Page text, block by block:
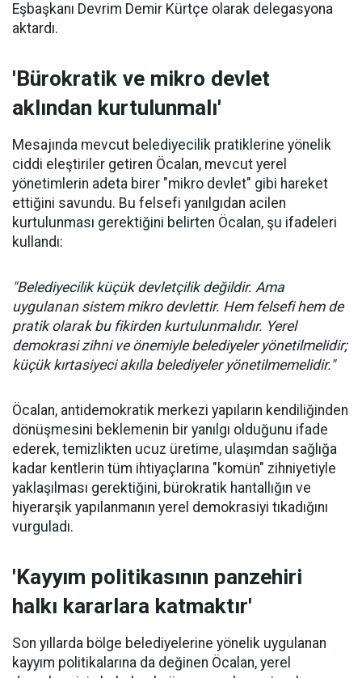
Eşbaşkanı Devrim Demir Kürtçe olarak delegasyona
aktardı.
'Bürokratik ve mikro devlet
aklından kurtulunmalı'
Mesajında mevcut belediyecilik pratiklerine yönelik
ciddi eleştiriler getiren Öcalan, mevcut yerel
yönetimlerin adeta birer "mikro devlet" gibi hareket
ettiğini savundu. Bu felsefi yanılgıdan acilen
kurtulunması gerektiğini belirten Öcalan, şu ifadeleri
kullandı:
"Belediyecilik küçük devletçilik değildir. Ama
uygulanan sistem mikro devlettir. Hem felsefi hem de
pratik olarak bu fikirden kurtulunmalıdır. Yerel
demokrasi zihni ve önemiyle belediyeler yönetilmelidir;
küçük kırtasiyeci akılla belediyeler yönetilmemelidir."
Öcalan, antidemokratik merkezi yapıların kendiliğinden
dönüşmesini beklemenin bir yanılgı olduğunu ifade
ederek, temizlikten ucuz üretime, ulaşımdan sağlığa
kadar kentlerin tüm ihtiyaçlarına "komün" zihniyetiyle
yaklaşılması gerektiğini, bürokratik hantallığın ve
hiyerarşik yapılanmanın yerel demokrasiyi tıkadığını
vurguladı.
'Kayyım politikasının panzehiri
halkı kararlara katmaktır'
Son yıllarda bölge belediyelerine yönelik uygulanan
kayyım politikalarına da değinen Öcalan, yerel